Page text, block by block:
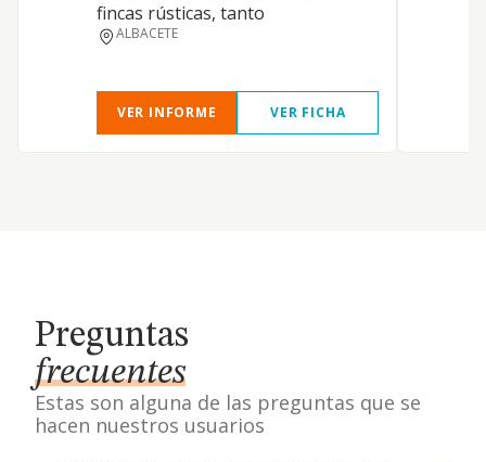
fincas rústicas, tanto
ALBACETE
VER INFORME VER FICHA
Preguntas
frecuentes
Estas son alguna de las preguntas que se
hacen nuestros usuarios